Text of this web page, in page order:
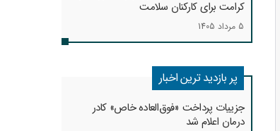
کرامت برای کارکنان سلامت
5 مرداد 1405
پر بازدید ترین اخبار
جزییات پرداخت «فوق‌العاده خاص» کادر
درمان اعلام شد